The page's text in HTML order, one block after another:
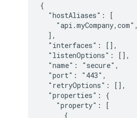
{
  "hostAliases": [
    "api.myCompany,com",
  ],
  "interfaces": [],
  "listenOptions": [],
  "name": "secure",
  "port": "443",
  "retryOptions": [],
  "properties": {
    "property": [
      {